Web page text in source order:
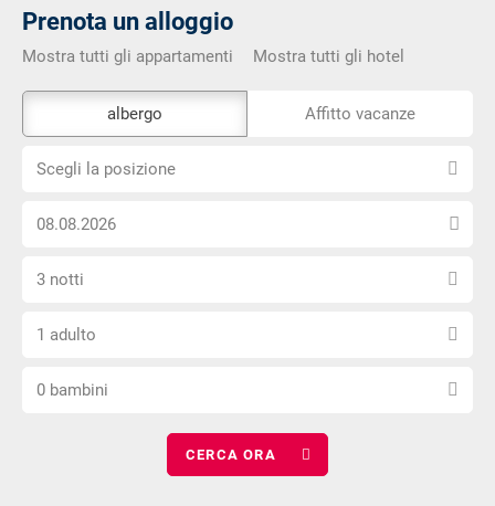
Prenota un alloggio
Mostra tutti gli appartamenti Mostra tutti gli hotel
strumento
esterno
albergo Affitto vacanze
Scegli
posizione
Scegli la posizione
Scegli
data
arrivo
Seleziona
numero
notti
3 notti
Scegli
numero
1 adulto
Scegli
0 bambini